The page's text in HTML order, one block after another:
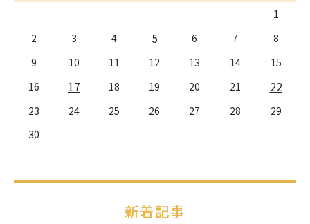
1
2
3 4 5 6 7
8
9
10 11 12 13 14
15
16
17 18 19 20 21 22
23 24 25 26 27 28
29
30
新着記事